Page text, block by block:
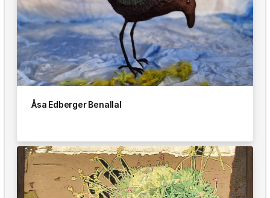
Åsa Edberger Benallal